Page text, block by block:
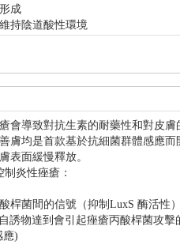
成
持陰道酸性環境
會導致對抗生素的耐藥性和對皮
膚均是首款基於抗細菌群體感應
表面緩慢釋放。
炎性痤瘡：
桿菌間的信號（抑制LuxS 酶活性）
誘物達到會引起痤瘡丙酸桿菌攻擊
應)